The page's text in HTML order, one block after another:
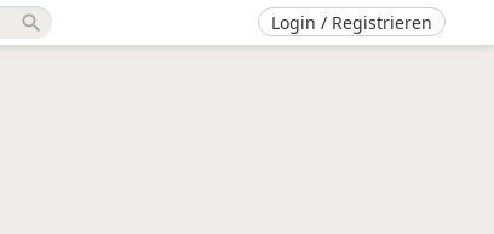
search Login / Registrieren